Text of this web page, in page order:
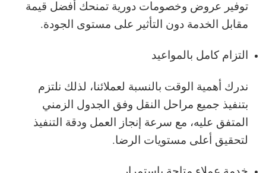
توفير عروض وخصومات دورية تمنحك أفضل قيمة
مقابل الخدمة دون التأثير على مستوى الجودة.
التزام كامل بالمواعيد
ندرك أهمية الوقت بالنسبة لعملائنا، لذلك نلتزم
بتنفيذ جميع مراحل النقل وفق الجدول الزمني
المتفق عليه، مع سرعة إنجاز العمل ودقة التنفيذ
لتحقيق أعلى مستويات الرضا.